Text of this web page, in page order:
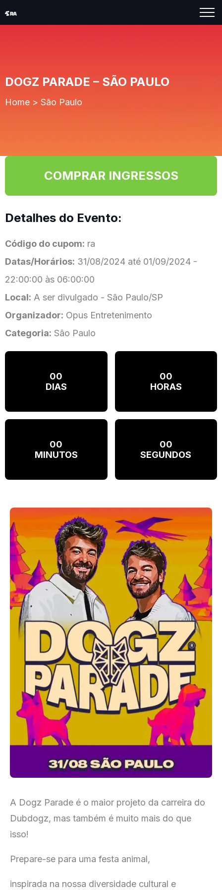
DOGZ PARADE – SÃO PAULO
Home > São Paulo
COMPRAR INGRESSOS
Detalhes do Evento:
Código do cupom: ra
Datas/Horários: 31/08/2024 até 01/09/2024 -
22:00:00 às 06:00:00
Local: A ser divulgado - São Paulo/SP
Organizador: Opus Entretenimento
Categoria: São Paulo
00
DIAS
00
HORAS
00
MINUTOS
00
SEGUNDOS
A Dogz Parade é o maior projeto da carreira do
Dubdogz, mas também é muito mais do que
isso!
Prepare-se para uma festa animal,
inspirada na nossa diversidade cultural e